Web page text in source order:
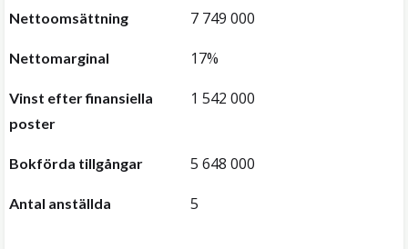
Nettoomsättning 7 749 000
Nettomarginal 17%
Vinst efter finansiella
poster
1 542 000
Bokförda tillgångar 5 648 000
Antal anställda 5